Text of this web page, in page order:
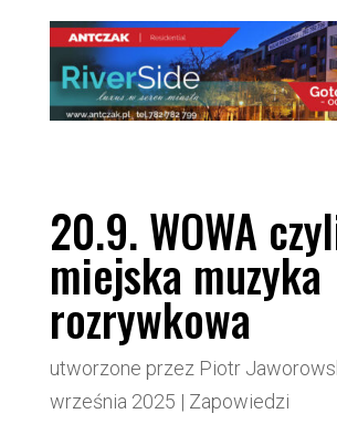
20.9. WOWA
miejska muzyka
rozrywkowa
utworzone przez Piotr
września 2025 | Zapowiedzi